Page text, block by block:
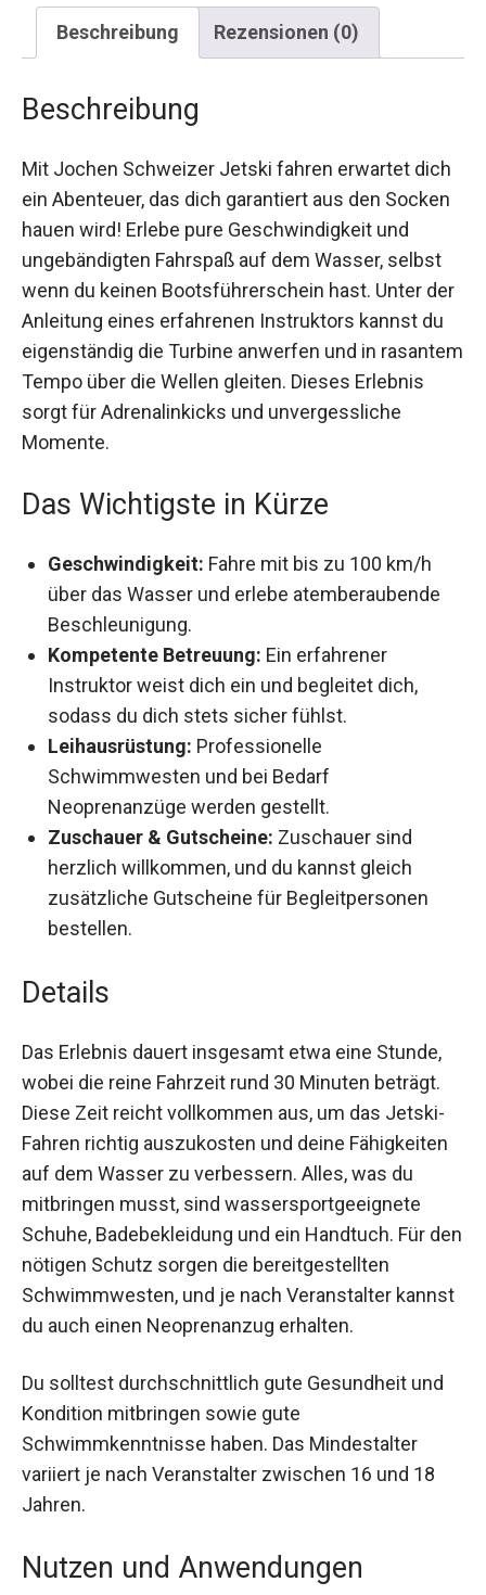
Beschreibung Rezensionen (0)
Beschreibung
Mit Jochen Schweizer Jetski fahren erwartet dich
ein Abenteuer, das dich garantiert aus den Socken
hauen wird! Erlebe pure Geschwindigkeit und
ungebändigten Fahrspaß auf dem Wasser, selbst
wenn du keinen Bootsführerschein hast. Unter der
Anleitung eines erfahrenen Instruktors kannst du
eigenständig die Turbine anwerfen und in rasantem
Tempo über die Wellen gleiten. Dieses Erlebnis
sorgt für Adrenalinkicks und unvergessliche
Momente.
Das Wichtigste in Kürze
Geschwindigkeit: Fahre mit bis zu 100 km/h
über das Wasser und erlebe atemberaubende
Beschleunigung.
Kompetente Betreuung: Ein erfahrener
Instruktor weist dich ein und begleitet dich,
sodass du dich stets sicher fühlst.
Leihausrüstung: Professionelle
Schwimmwesten und bei Bedarf
Neoprenanzüge werden gestellt.
Zuschauer & Gutscheine: Zuschauer sind
herzlich willkommen, und du kannst gleich
zusätzliche Gutscheine für Begleitpersonen
bestellen.
Details
Das Erlebnis dauert insgesamt etwa eine Stunde,
wobei die reine Fahrzeit rund 30 Minuten beträgt.
Diese Zeit reicht vollkommen aus, um das Jetski-
Fahren richtig auszukosten und deine Fähigkeiten
auf dem Wasser zu verbessern. Alles, was du
mitbringen musst, sind wassersportgeeignete
Schuhe, Badebekleidung und ein Handtuch. Für den
nötigen Schutz sorgen die bereitgestellten
Schwimmwesten, und je nach Veranstalter kannst
du auch einen Neoprenanzug erhalten.
Du solltest durchschnittlich gute Gesundheit und
Kondition mitbringen sowie gute
Schwimmkenntnisse haben. Das Mindestalter
variiert je nach Veranstalter zwischen 16 und 18
Jahren.
Nutzen und Anwendungen